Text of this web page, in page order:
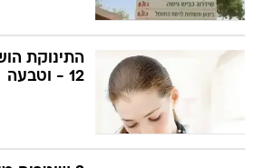
התינוקת
12 - וטבעה